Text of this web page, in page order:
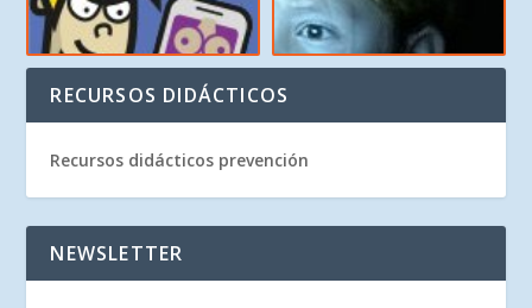
RECURSOS DIDÁCTICOS
Recursos didácticos prevención
NEWSLETTER